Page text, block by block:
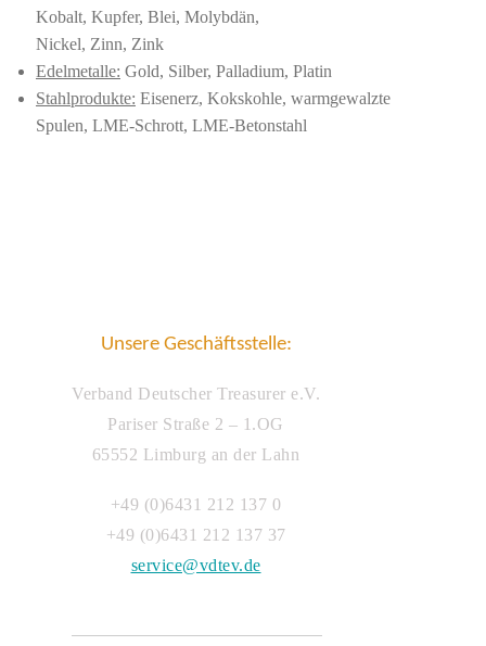
Kobalt, Kupfer, Blei, Molybdän,
Nickel, Zinn, Zink
Edelmetalle: Gold, Silber, Palladium, Platin
Stahlprodukte: Eisenerz, Kokskohle, warmgewalzte
Spulen, LME-Schrott, LME-Betonstahl
Unsere Geschäftsstelle:
Verband Deutscher Treasurer e.V.
Pariser Straße 2 – 1.OG
65552 Limburg an der Lahn
+49 (0)6431 212 137 0
+49 (0)6431 212 137 37
service@vdtev.de